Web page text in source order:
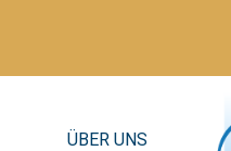
ÜBER UNS